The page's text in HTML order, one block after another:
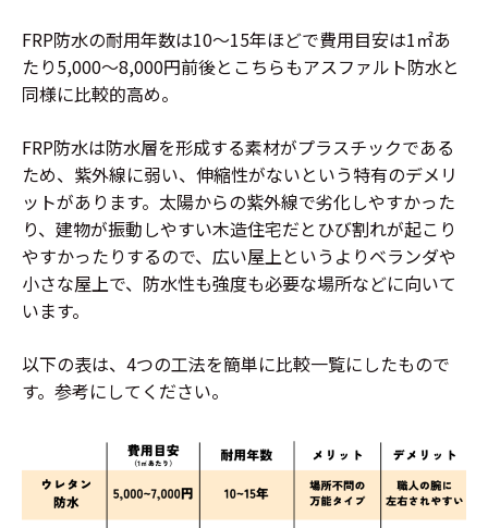
FRP防水の耐用年数は10〜15年ほどで費用目安は1㎡あ
たり5,000〜8,000円前後とこちらもアスファルト防水と
同様に比較的高め。
FRP防水は防水層を形成する素材がプラスチックである
ため、紫外線に弱い、伸縮性がないという特有のデメリ
ットがあります。太陽からの紫外線で劣化しやすかった
り、建物が振動しやすい木造住宅だとひび割れが起こり
やすかったりするので、広い屋上というよりベランダや
小さな屋上で、防水性も強度も必要な場所などに向いて
います。
以下の表は、4つの工法を簡単に比較一覧にしたもので
す。参考にしてください。